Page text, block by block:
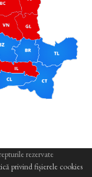
rezervate
privind fișierele cookies